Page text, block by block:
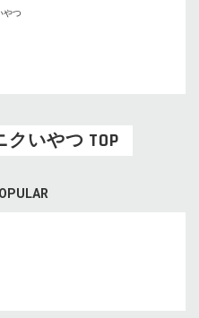
やつ
いやつ TOP